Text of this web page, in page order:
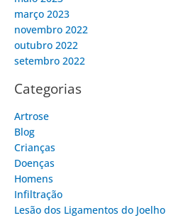
março 2023
novembro 2022
outubro 2022
setembro 2022
Categorias
Artrose
Blog
Crianças
Doenças
Homens
Infiltração
Lesão dos Ligamentos do Joelho